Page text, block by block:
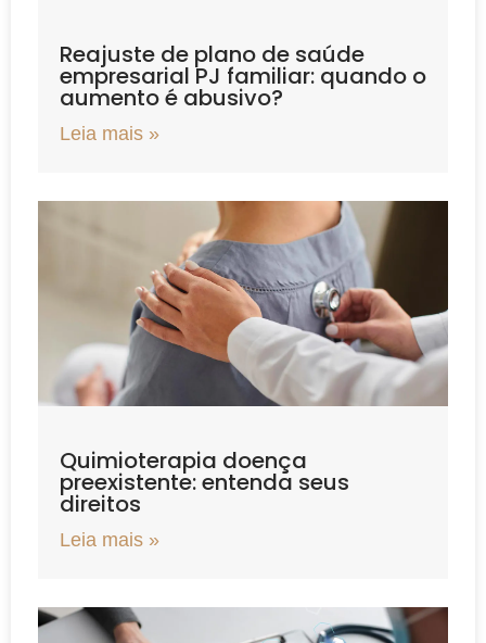
Reajuste de plano de saúde
empresarial PJ familiar: quando o
aumento é abusivo?
Leia mais »
Quimioterapia doença
preexistente: entenda seus
direitos
Leia mais »